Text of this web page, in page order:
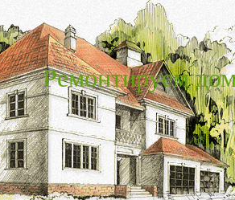
Ремонтируем